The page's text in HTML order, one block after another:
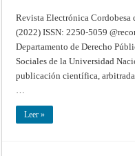
Revista Electrónica
(2022) ISSN: 2250-5059
Departamento de Derecho
Sociales de la Universidad
publicación científica,
…
Leer »